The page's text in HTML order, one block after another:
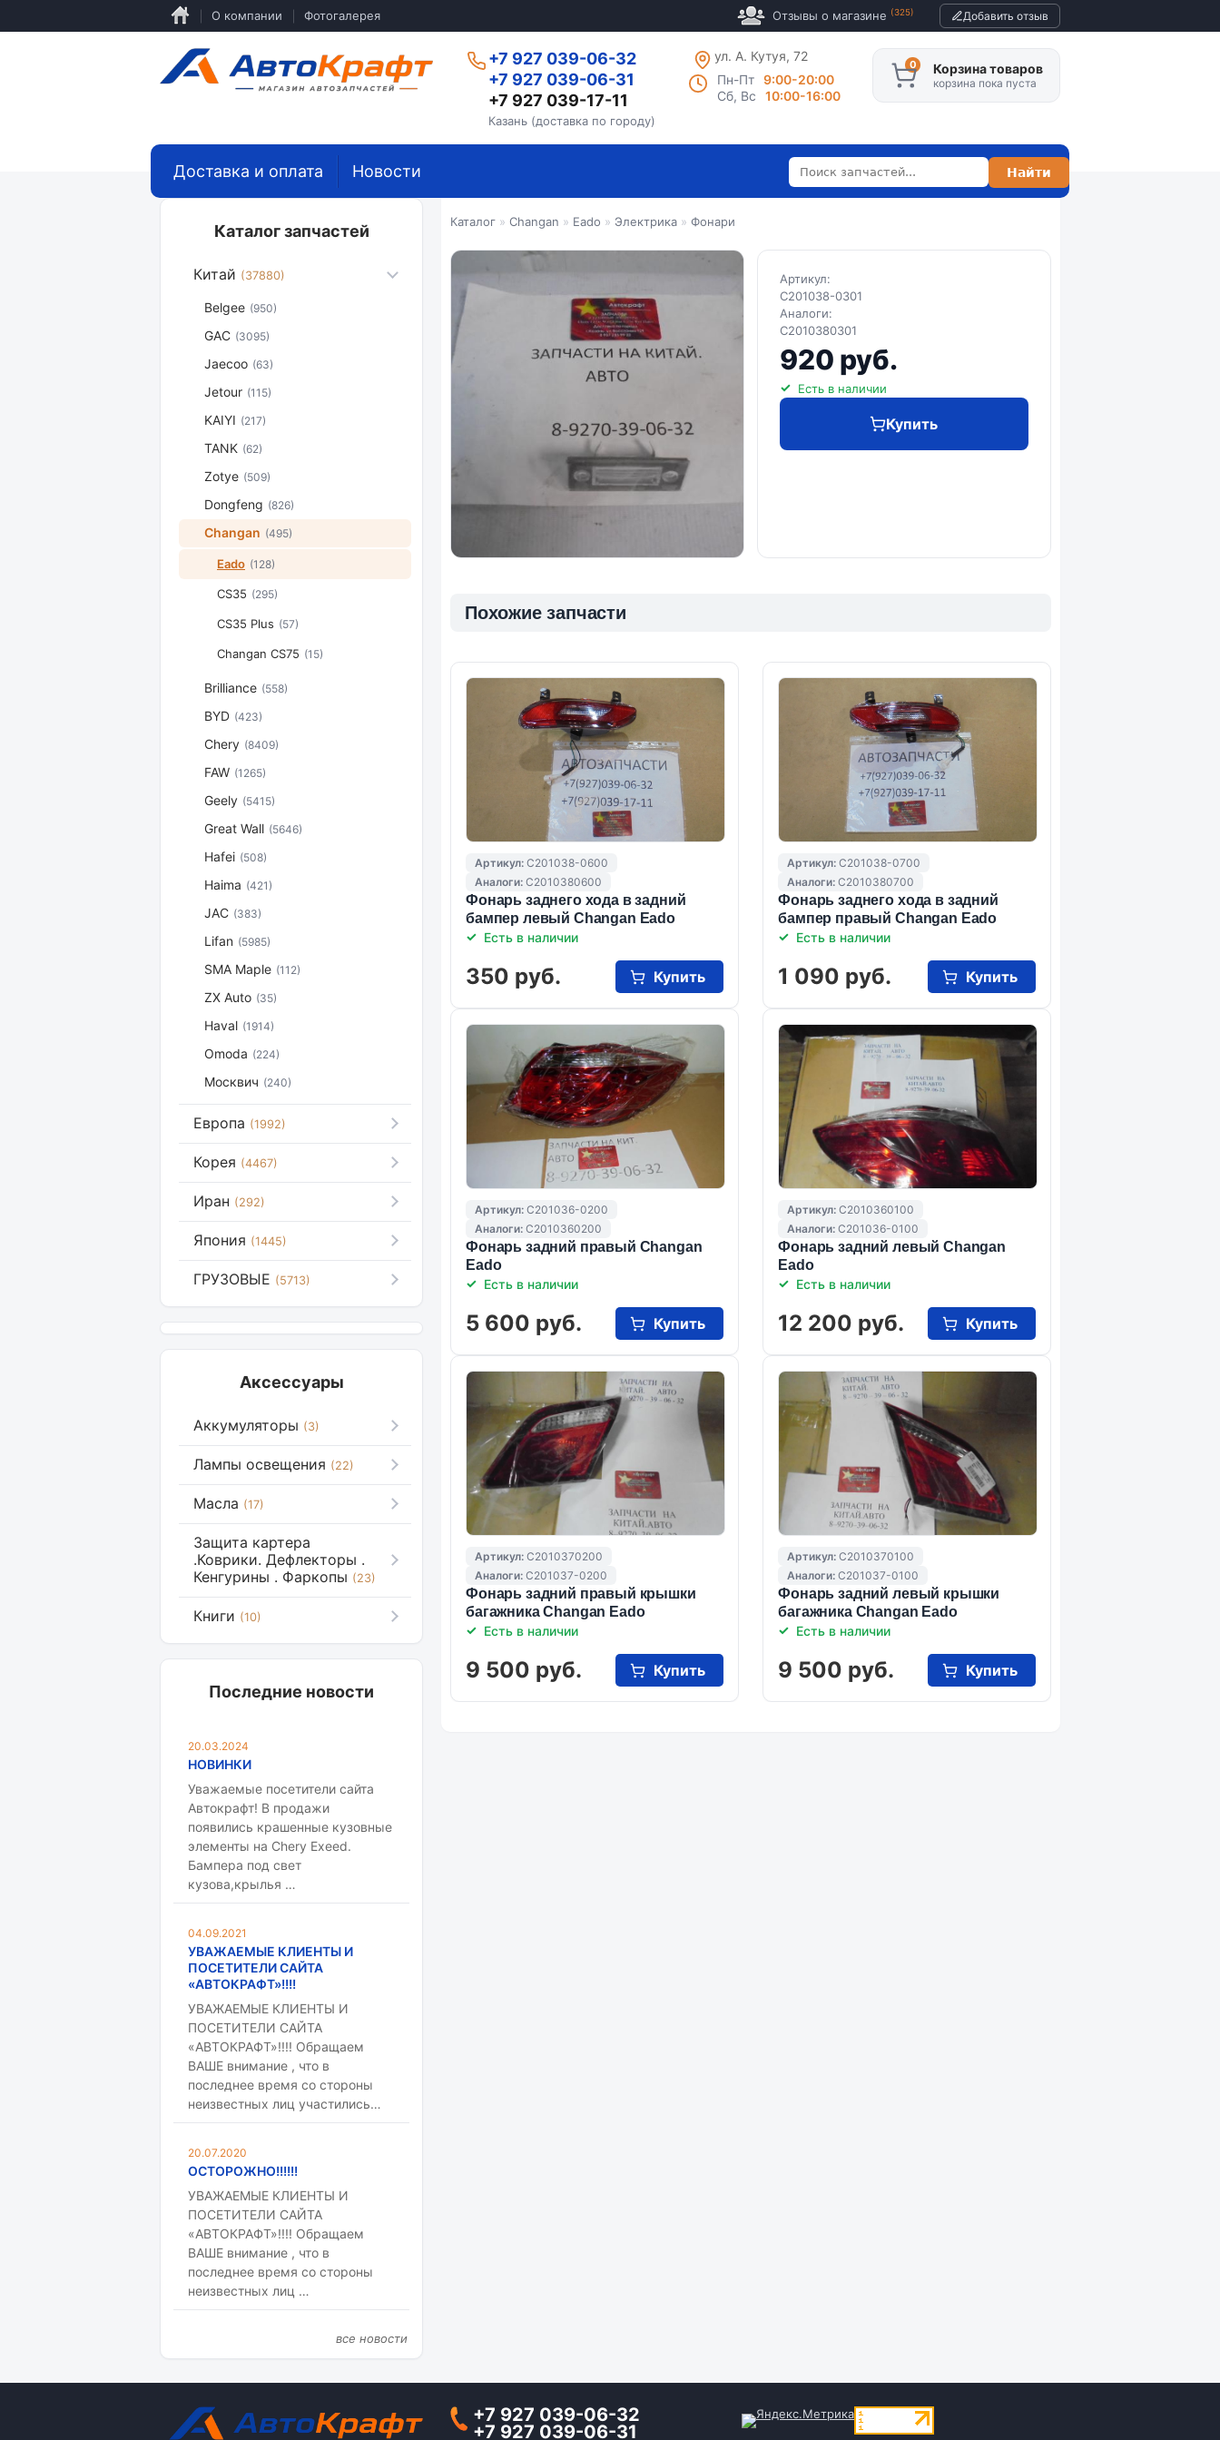
основному
О компании Фотогалерея Отзывы о магазине (325) Добавить отзыв
+7 927 039-06-32
+7 927 039-06-31
+7 927 039-17-11
Казань (доставка по городу)
ул. А. Кутуя, 72
Пн-Пт
9:00-20:00
Сб, Вс
10:00-16:00
Корзина товаров
корзина пока пуста
Каталог » Changan » Eado » Электрика » Фонари
Артикул:
C201038-0301
Аналоги:
C2010380301
920 руб.
Есть в наличии
Купить
Похожие запчасти
Артикул: C201038-0600
Аналоги: C2010380600
Фонарь заднего хода в задний
бампер левый Changan Eado
Есть в наличии
350 руб. Купить
Артикул:C201038-0700
Аналоги:C2010380700
Фонарь заднего хода в задний
бампер правый Changan Eado
Есть в наличии
1 090 руб. Купить
Артикул: C201036-0200
Аналоги: C2010360200
Фонарь задний правый Changan
Eado
Есть в наличии
5 600 руб. Купить
Артикул:C2010360100
Аналоги:C201036-0100
Фонарь задний левый Changan
Eado
Есть в наличии
12 200 руб. Купить
Артикул: C2010370200
Аналоги: C201037-0200
Фонарь задний правый крышки
багажника Changan Eado
Есть в наличии
9 500 руб. Купить
Артикул:C2010370100
Аналоги:C201037-0100
Фонарь задний левый крышки
багажника Changan Eado
Есть в наличии
9 500 руб. Купить
Доставка и оплата Новости
Каталог запчастей
Китай (37880)
Belgee (950)
GAC (3095)
Jaecoo (63)
Jetour (115)
KAIYI (217)
TANK (62)
Zotye (509)
Dongfeng (826)
Changan (495)
Eado (128)
CS35 (295)
CS35 Plus (57)
Changan CS75 (15)
Brilliance (558)
BYD (423)
Chery (8409)
FAW (1265)
Geely (5415)
Great Wall (5646)
Hafei (508)
Haima (421)
JAC (383)
Lifan (5985)
SMA Maple (112)
ZX Auto (35)
Haval (1914)
Omoda (224)
Москвич (240)
Европа (1992)
Корея (4467)
Иран (292)
Япония (1445)
ГРУЗОВЫЕ (5713)
Аксессуары
Аккумуляторы (3)
Лампы освещения (22)
Масла (17)
Защита картера
.Коврики. Дефлекторы .
Кенгурины . Фаркопы (23)
Книги (10)
Последние новости
20.03.2024
НОВИНКИ
Уважаемые посетители сайта
Автокрафт! В продажи
появились крашенные кузовные
элементы на Chery Exeed.
Бампера под свет
кузова,крылья …
04.09.2021
УВАЖАЕМЫЕ КЛИЕНТЫ И
ПОСЕТИТЕЛИ САЙТА
«АВТОКРАФТ»!!!!
УВАЖАЕМЫЕ КЛИЕНТЫ И
ПОСЕТИТЕЛИ САЙТА
«АВТОКРАФТ»!!!! Обращаем
ВАШЕ внимание , что в
последнее время со стороны
неизвестных лиц участились…
20.07.2020
ОСТОРОЖНО!!!!!!
УВАЖАЕМЫЕ КЛИЕНТЫ И
ПОСЕТИТЕЛИ САЙТА
«АВТОКРАФТ»!!!! Обращаем
ВАШЕ внимание , что в
последнее время со стороны
неизвестных лиц …
все новости
+7 927 039-06-32
+7 927 039-06-31